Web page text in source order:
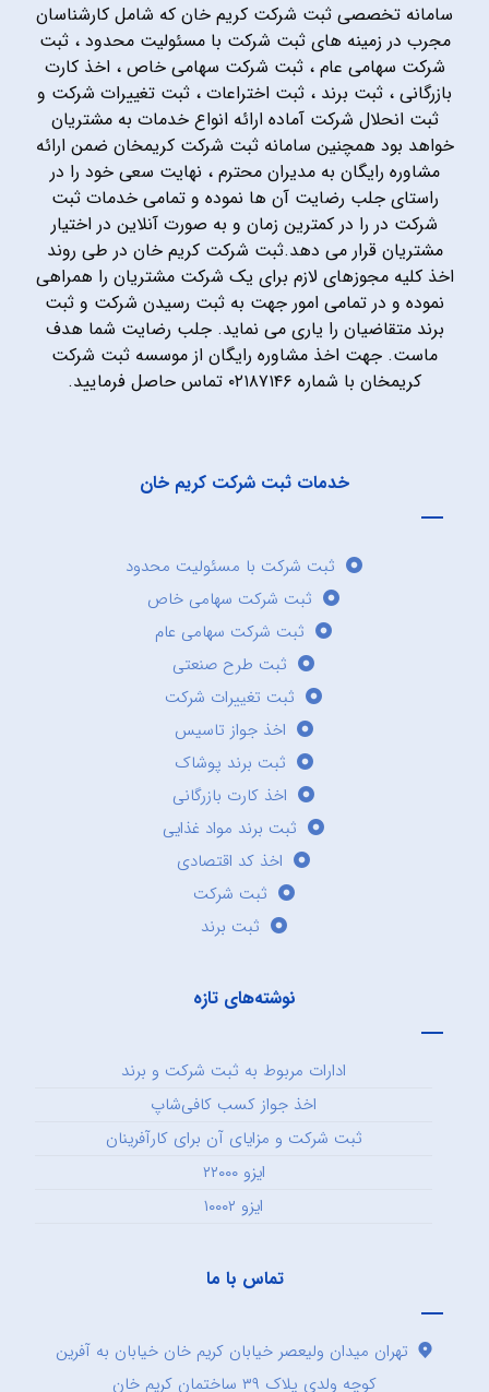
سامانه تخصصی ثبت شرکت کریم خان که شامل کارشناسان
مجرب در زمینه های ثبت شرکت با مسئولیت محدود ، ثبت
شرکت سهامی عام ، ثبت شرکت سهامی خاص ، اخذ کارت
بازرگانی ، ثبت برند ، ثبت اختراعات ، ثبت تغییرات شرکت و
ثبت انحلال شرکت آماده ارائه انواع خدمات به مشتریان
خواهد بود همچنین سامانه ثبت شرکت کریمخان ضمن ارائه
مشاوره رایگان به مدیران محترم ، نهایت سعی خود را در
راستای جلب رضایت آن ها نموده و تمامی خدمات ثبت
شرکت در را در کمترین زمان و به صورت آنلاین در اختیار
مشتریان قرار می دهد.ثبت شرکت کریم خان در طی روند
اخذ کلیه مجوزهای لازم برای یک شرکت مشتریان را همراهی
نموده و در تمامی امور جهت به ثبت رسیدن شرکت و ثبت
برند متقاضیان را یاری می نماید. جلب رضایت شما هدف
ماست. جهت اخذ مشاوره رایگان از موسسه ثبت شرکت
کریمخان با شماره ۰۲۱۸۷۱۴۶ تماس حاصل فرمایید.
خدمات ثبت شرکت کریم خان
ثبت شرکت با مسئولیت محدود
ثبت شرکت سهامی خاص
ثبت شرکت سهامی عام
ثبت طرح صنعتی
ثبت تغییرات شرکت
اخذ جواز تاسیس
ثبت برند پوشاک
اخذ کارت بازرگانی
ثبت برند مواد غذایی
اخذ کد اقتصادی
ثبت شرکت
ثبت برند
نوشته‌های تازه
ادارات مربوط به ثبت شرکت و برند
اخذ جواز کسب کافی‌شاپ
ثبت شرکت و مزایای آن برای کارآفرینان
ایزو ۲۲۰۰۰
ایزو ۱۰۰۰۲
تماس با ما
تهران میدان ولیعصر خیابان کریم خان خیابان به آفرین
کوچه ولدی پلاک ۳۹ ساختمان کریم خان